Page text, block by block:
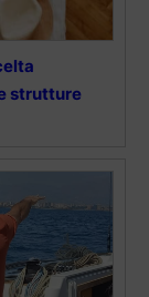
strutture